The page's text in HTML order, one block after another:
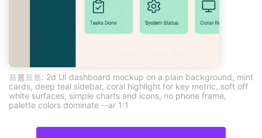
프롬프트: 2d UI dashboard mockup on a plain background, mint
cards, deep teal sidebar, coral highlight for key metric, soft off
white surfaces, simple charts and icons, no phone frame,
palette colors dominate --ar 1:1